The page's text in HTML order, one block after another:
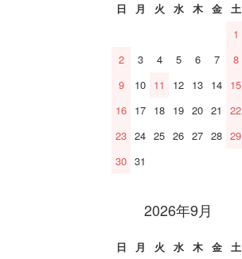
日 月 火 水 木 金
土
1
2
3 4 5 6 7
8
9
10 11 12 13 14 15
16 17 18 19 20 21
22
23 24 25 26 27 28 29
30 31
2026年9月
日 月 火 水 木 金
土